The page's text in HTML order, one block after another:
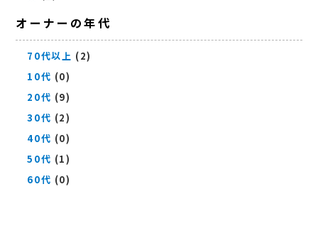
オーナーの年代
70代以上 (2)
10代 (0)
20代 (9)
30代 (2)
40代 (0)
50代 (1)
60代 (0)